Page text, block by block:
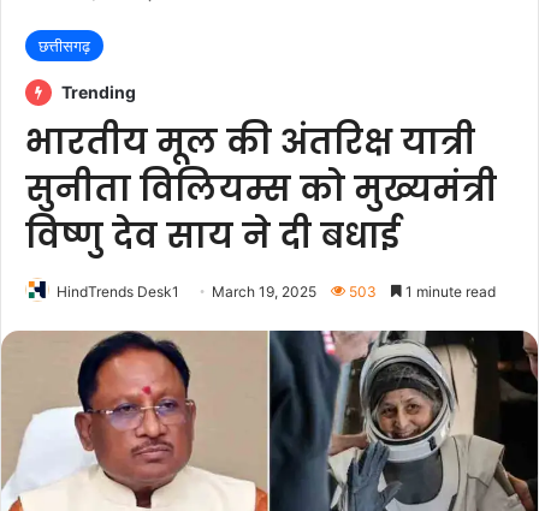
छत्तीसगढ़
Trending
भारतीय मूल की अंतरिक्ष यात्री
सुनीता विलियम्स को मुख्यमंत्री
विष्णु देव साय ने दी बधाई
HindTrends Desk1 March 19, 2025 503 1 minute read